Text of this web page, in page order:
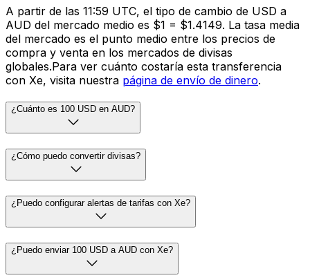
A partir de las 11:59 UTC, el tipo de cambio de USD a
AUD del mercado medio es $1 = $1.4149. La tasa media
del mercado es el punto medio entre los precios de
compra y venta en los mercados de divisas
globales.Para ver cuánto costaría esta transferencia
con Xe, visita nuestra página de envío de dinero.
¿Cuánto es 100 USD en AUD?
¿Cómo puedo convertir divisas?
¿Puedo configurar alertas de tarifas con Xe?
¿Puedo enviar 100 USD a AUD con Xe?